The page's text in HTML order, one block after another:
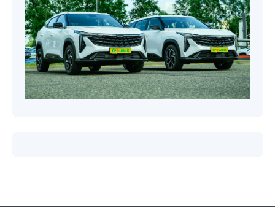
Новости компаний